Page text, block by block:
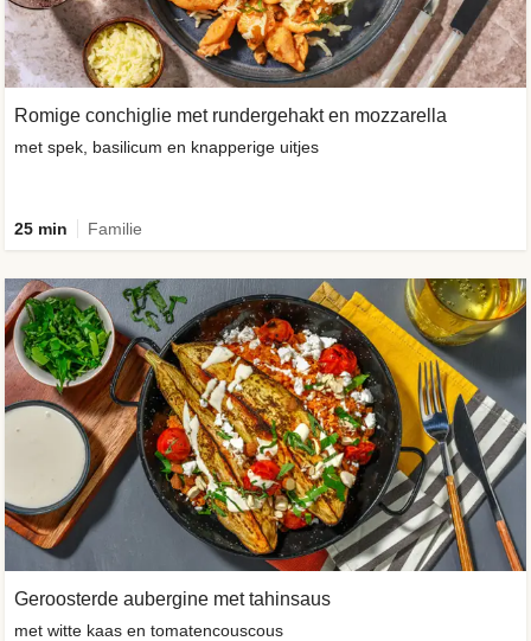
Romige conchiglie met rundergehakt en mozzarella
met spek, basilicum en knapperige uitjes
25 min Familie
Geroosterde aubergine met tahinsaus
met witte kaas en tomatencouscous